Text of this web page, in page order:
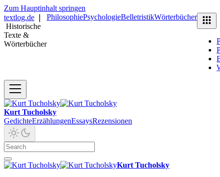
Zum Hauptinhalt springen
textlog.de
Historische
Texte &
Wörterbücher
PhilosophiePsychologieBelletristikWörterbücher
Kurt Tucholsky
GedichteErzählungenEssaysRezensionen
Kurt Tucholsky